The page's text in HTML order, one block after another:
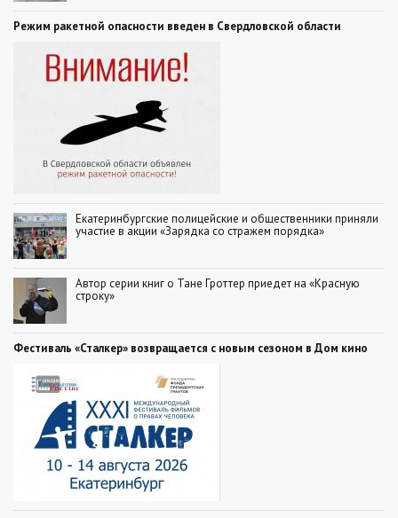
Режим ракетной опасности введен в Свердловской области
Екатеринбургские полицейские и общественники приняли
участие в акции «Зарядка со стражем порядка»
Автор серии книг о Тане Гроттер приедет на «Красную
строку»
Фестиваль «Сталкер» возвращается с новым сезоном в Дом кино